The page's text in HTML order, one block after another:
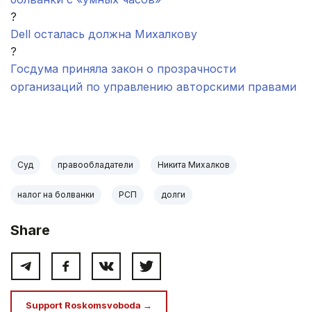
?
Dell осталась должна Михалкову
?
Госдума приняла закон о прозрачности
организаций по управлению авторскими правами
Суд правообладатели Никита Михалков
налог на болванки РСП долги
Share
Support Roskomsvoboda →